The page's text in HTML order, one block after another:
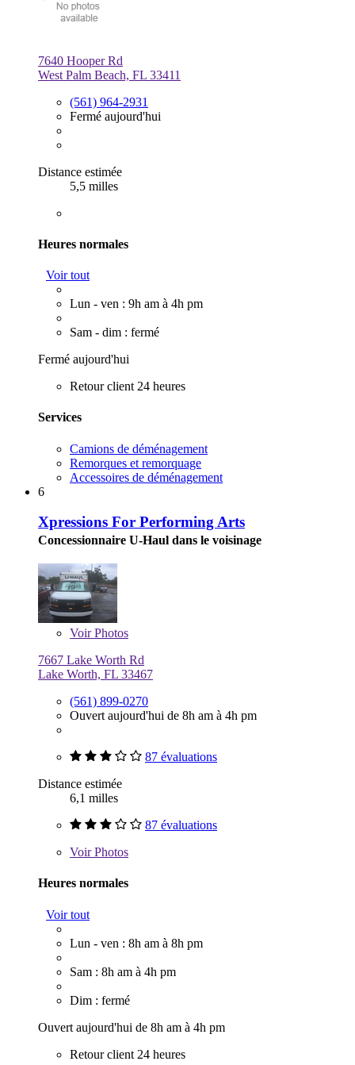
7640 Hooper Rd
West Palm Beach, FL 33411
(561) 964-2931
Fermé aujourd'hui
Distance estimée
5,5 milles
Heures normales
Voir tout
Lun - ven : 9h am à 4h pm
Sam - dim : fermé
Fermé aujourd'hui
Retour client 24 heures
Services
Camions de déménagement
Remorques et remorquage
Accessoires de déménagement
6
Xpressions For Performing Arts
Concessionnaire U-Haul dans le voisinage
VoirPhotos
7667 Lake Worth Rd
Lake Worth, FL 33467
(561) 899-0270
Ouvert aujourd'hui de 8h am à 4h pm
87 évaluations
Distance estimée
6,1 milles
87 évaluations
VoirPhotos
Heures normales
Voir tout
Lun - ven : 8h am à 8h pm
Sam : 8h am à 4h pm
Dim : fermé
Ouvert aujourd'hui de 8h am à 4h pm
Retour client 24 heures